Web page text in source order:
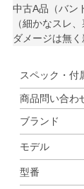
中古A品（バン
（細かなスレ
ダメージは無
スペック・付
商品問い合わ
ブランド
モデル
型番